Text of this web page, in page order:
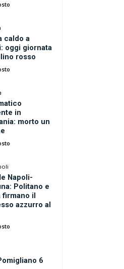
caldo a
oggi giornata
rosso
in
morto un
Napoli-
Politano e
firmano il
azzurro al
6